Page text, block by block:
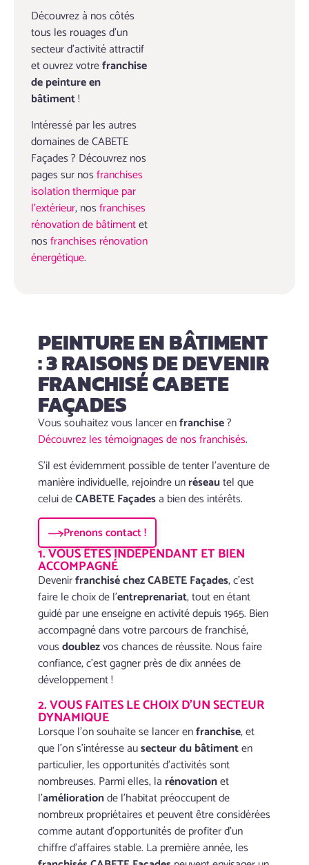
Découvrez à nos côtés
tous les rouages d’un
secteur d’activité attractif
et ouvrez votrefranchise
de peinture en
bâtiment!
Intéressé par les autres
domaines de CABETE
Façades ? Découvrez nos
pages sur nosfranchises
isolation thermique par
l’extérieur, nosfranchises
rénovation de bâtimentet
nosfranchises rénovation
énergétique.
PEINTURE EN BÂTIMENT
: 3 RAISONS DE DEVENIR
FRANCHISÉ CABETE
FAÇADES
Vous souhaitez vous lancer enfranchise?
Découvrez les témoignages de nos franchisés.
S’il est évidemment possible de tenter l’aventure de
manière individuelle, rejoindre unréseautel que
celui deCABETE Façadesa bien des intérêts.
Prenons contact !
1. VOUS ÊTES INDÉPENDANT ET BIEN
ACCOMPAGNÉ
Devenirfranchisé chez CABETE Façades, c’est
faire le choix de l’entreprenariat, tout en étant
guidé par une enseigne en activité depuis 1965. Bien
accompagné dans votre parcours de franchisé,
vousdoublezvos chances de réussite. Nous faire
confiance, c’est gagner près de dix années de
développement !
2. VOUS FAITES LE CHOIX D’UN SECTEUR
DYNAMIQUE
Lorsque l’on souhaite se lancer enfranchise, et
que l’on s’intéresse ausecteur du bâtimenten
particulier, les opportunités d’activités sont
nombreuses. Parmi elles, larénovationet
l’améliorationde l’habitat préoccupent de
nombreux propriétaires et peuvent être considérées
comme autant d’opportunités de profiter d’un
chiffre d’affaires stable. La première année, les